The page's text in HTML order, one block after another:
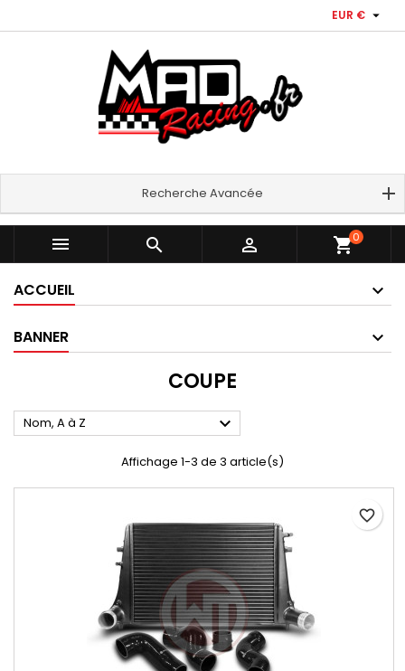
EUR € 
Recherche Avancée
   shopping_cart0
ACCUEIL
BANNER
COUPE
Nom, A à Z 
Affichage 1-3 de 3 article(s)
favorite_border